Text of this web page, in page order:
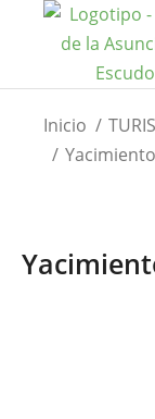
Estás aquí:
Inicio